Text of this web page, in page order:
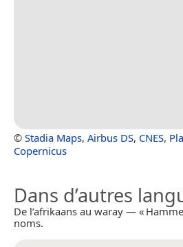
© Stadia Maps, Airbus DS, CNES,
Copernicus
Dans d’autres
De l’afrikaans au waray — «
noms.